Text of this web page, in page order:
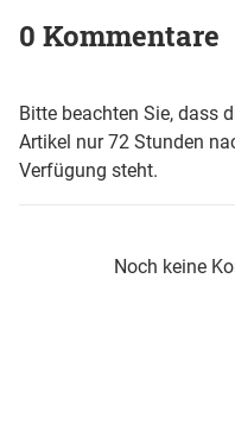
0 Kommentare
Bitte beachten Sie, dass
Artikel nur 72 Stunden
Verfügung steht.
Noch keine